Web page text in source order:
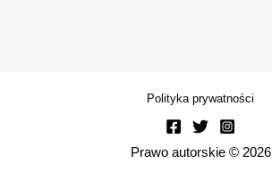
Polityka prywatności
Prawo autorskie © 2026